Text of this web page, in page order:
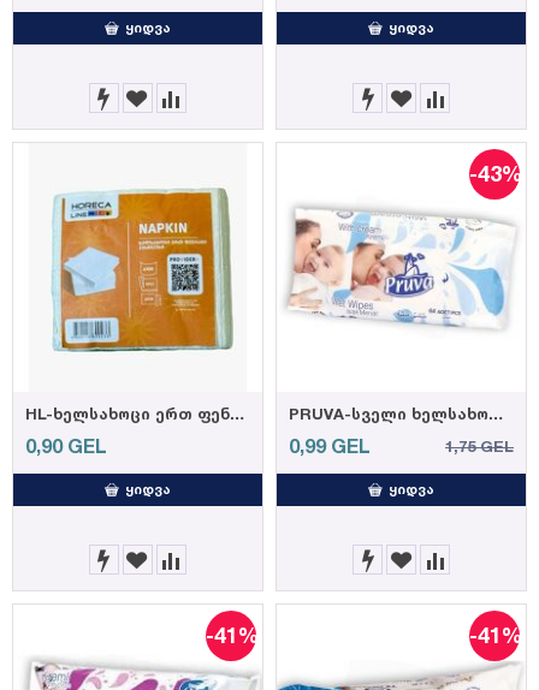
ᲧᲘᲓᲕᲐ ᲧᲘᲓᲕᲐ
HL-ხელსახოცი ერთ ფენიანი 23*23სმ, 100ც.
0,90 GEL
ᲧᲘᲓᲕᲐ
-43%
PRUVA-სველი ხელსახოცი 64ც 35 გრ. (12)
0,99 GEL 1,75 GEL
ᲧᲘᲓᲕᲐ
-41% -41%